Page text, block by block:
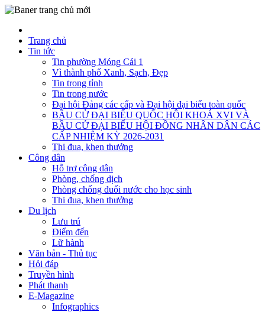
Trang chủ
Tin tức
Tin phường Móng Cái 1
Vì thành phố Xanh, Sạch, Đẹp
Tin trong tỉnh
Tin trong nước
Đại hội Đảng các cấp và Đại hội đại biểu toàn quốc
BẦU CỬ ĐẠI BIỂU QUỐC HỘI KHOÁ XVI VÀ
BẦU CỬ ĐẠI BIỂU HỘI ĐỒNG NHÂN DÂN CÁC
CẤP NHIỆM KỲ 2026-2031
Thi đua, khen thưởng
Công dân
Hỗ trợ công dân
Phòng, chống dịch
Phòng chống đuối nước cho học sinh
Thi đua, khen thưởng
Du lịch
Lưu trú
Điểm đến
Lữ hành
Văn bản - Thủ tục
Hỏi đáp
Truyền hình
Phát thanh
E-Magazine
Infographics